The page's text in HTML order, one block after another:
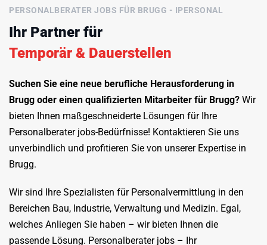
PERSONALBERATER JOBS FÜR BRUGG - IPERSONAL
Ihr Partner für
Temporär & Dauerstellen
Suchen Sie eine neue berufliche Herausforderung in
Brugg oder einen qualifizierten Mitarbeiter für Brugg? Wir
bieten Ihnen maßgeschneiderte Lösungen für Ihre
Personalberater jobs-Bedürfnisse! Kontaktieren Sie uns
unverbindlich und profitieren Sie von unserer Expertise in
Brugg.
Wir sind Ihre Spezialisten für Personalvermittlung in den
Bereichen Bau, Industrie, Verwaltung und Medizin. Egal,
welches Anliegen Sie haben – wir bieten Ihnen die
passende Lösung. Personalberater jobs – Ihr